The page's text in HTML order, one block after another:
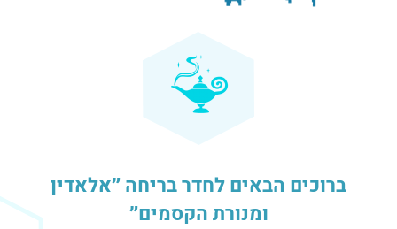
ברוכים הבאים לחדר בריחה ״אלאדין
ומנורת הקסמים״